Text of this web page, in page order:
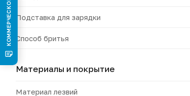
Подставка для зарядки
Способ бритья
Материалы и покрытие
Материал лезвий